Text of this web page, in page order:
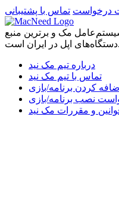
درخواست تماس با پشتیبانی
مک و برترین منبع
دستگاه‌های اپل در ایران است.
درباره تیم مک نید
تماس با تیم مک نید
کردن برنامه/بازی
نصب برنامه/بازی
و مقررات مک نید